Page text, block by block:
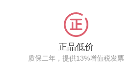
正品低价
质保二年，提供13%增值税发票